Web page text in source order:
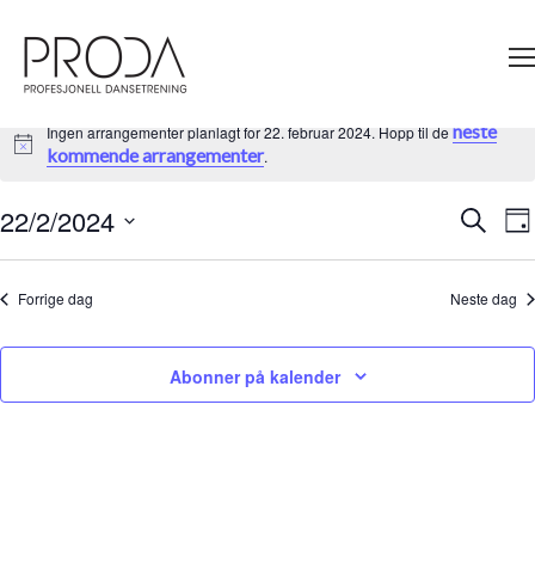
sidens
hovedinnhold
Merknad
Ingen arrangementer planlagt for 22. februar 2024. Hopp til deneste
kommende arrangementer.
Search
and
Søk
22/2/2024
dato.
Forrige dag Neste dag
Abonner på kalender